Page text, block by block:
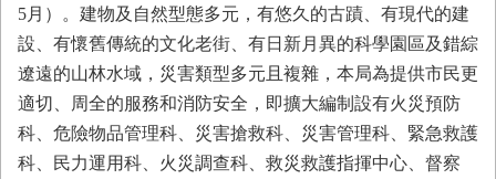
力
園
地
接
受
贈
與
5月）。建物及自然型態多元，有悠久的古蹟、有現代的建
設、有懷舊傳統的文化老街、有日新月異的科學園區及錯綜
遼遠的山林水域，災害類型多元且複雜，本局為提供市民更
適切、周全的服務和消防安全，即擴大編制設有火災預防
科、危險物品管理科、災害搶救科、災害管理科、緊急救護
科、民力運用科、火災調查科、救災救護指揮中心、督察